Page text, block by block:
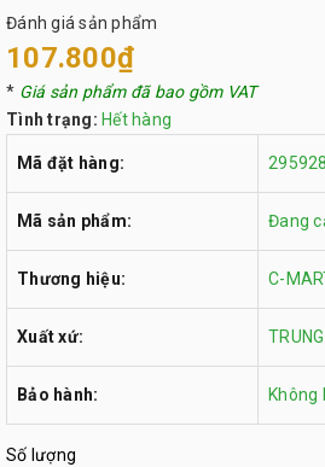
Đánh giá sản phẩm
107.800₫
* Giá sản phẩm đã bao gồm VAT
Tình trạng: Hết hàng
Mã đặt hàng:
Mã sản phẩm: Đang
Thương hiệu: C-
Xuất xứ:
Bảo hành: Không
Số lượng